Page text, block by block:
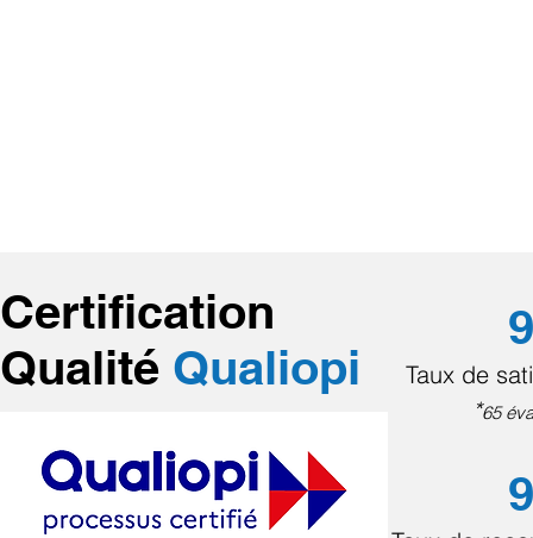
Certification
Qualité Qualiopi
Taux de
*65